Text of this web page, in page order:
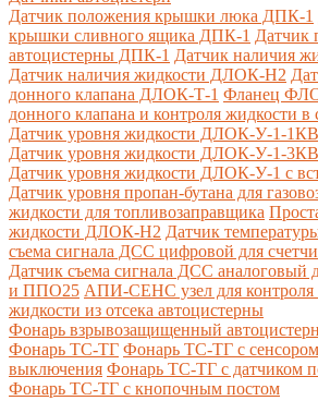
Датчик положения крышки люка ДПК-1
крышки сливного ящика ДПК-1 Датчик
автоцистерны ДПК-1 Датчик наличия
Датчик наличия жидкости ДЛОК-Н2
донного клапана ДЛОК-Т-1 Фланец
донного клапана и контроля жидкости в
Датчик уровня жидкости ДЛОК-У-1-1КВ
Датчик уровня жидкости ДЛОК-У-1-3КВ
Датчик уровня жидкости ДЛОК-У-1 с
Датчик уровня пропан-бутана для
жидкости для топливозаправщика
жидкости ДЛОК-Н2 Датчик
съема сигнала ДСС цифровой для
Датчик съема сигнала ДСС аналоговый
и ППО25 АПИ-СЕНС узел для контроля
жидкости из отсека автоцистерны
Фонарь взрывозащищенный автоцистерн
Фонарь ТС-ТГ Фонарь ТС-ТГ с
выключения Фонарь ТС-ТГ с датчиком
Фонарь ТС-ТГ с кнопочным постом